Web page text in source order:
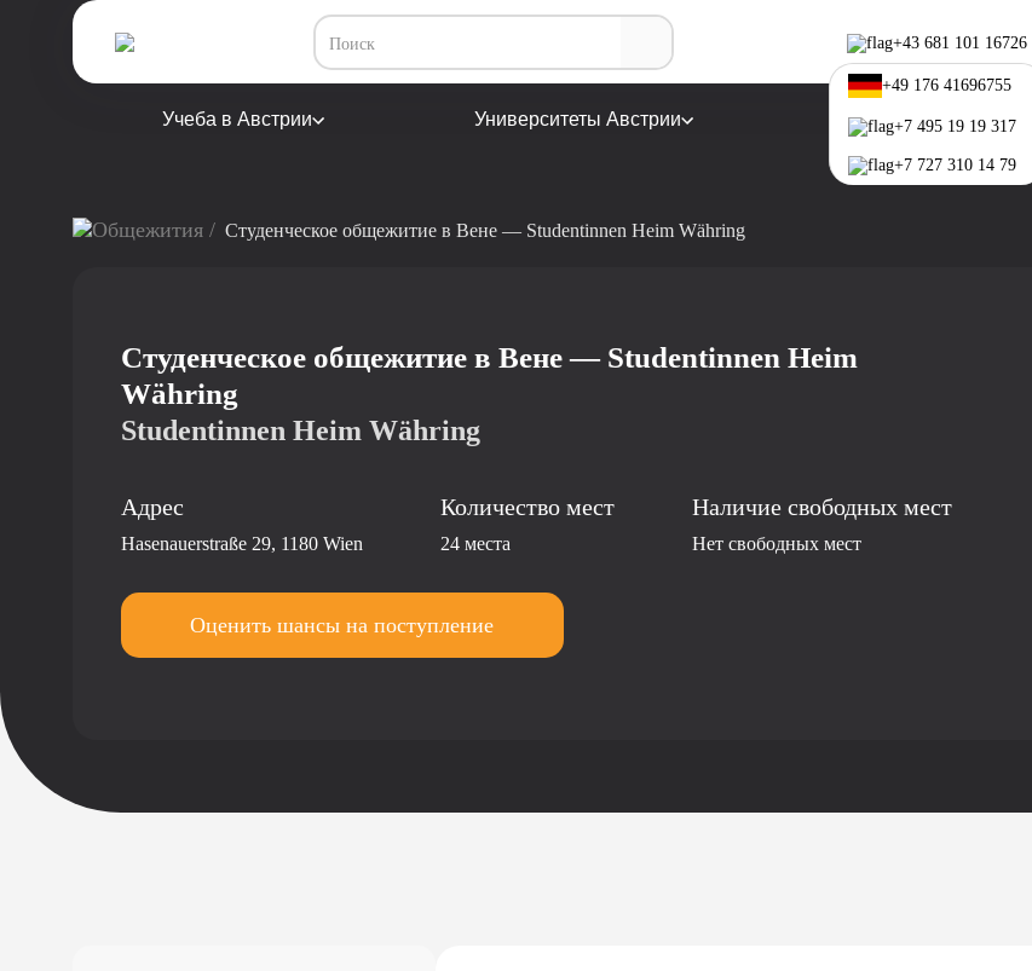
+43 681 101 16726
+49 176 41696755
+7 495 19 19 317
+7 727 310 14 79
Учеба в Австрии Университеты Австрии Программы обучения
Общежития / Студенческое общежитие в Вене — Studentinnen Heim Währing
Студенческое общежитие в Вене — Studentinnen Heim
Währing
Studentinnen Heim Währing
Адрес
Hasenauerstraße 29, 1180 Wien
Количество мест
24 места
Наличие свободных мест
Нет свободных мест
Оценить шансы на поступление